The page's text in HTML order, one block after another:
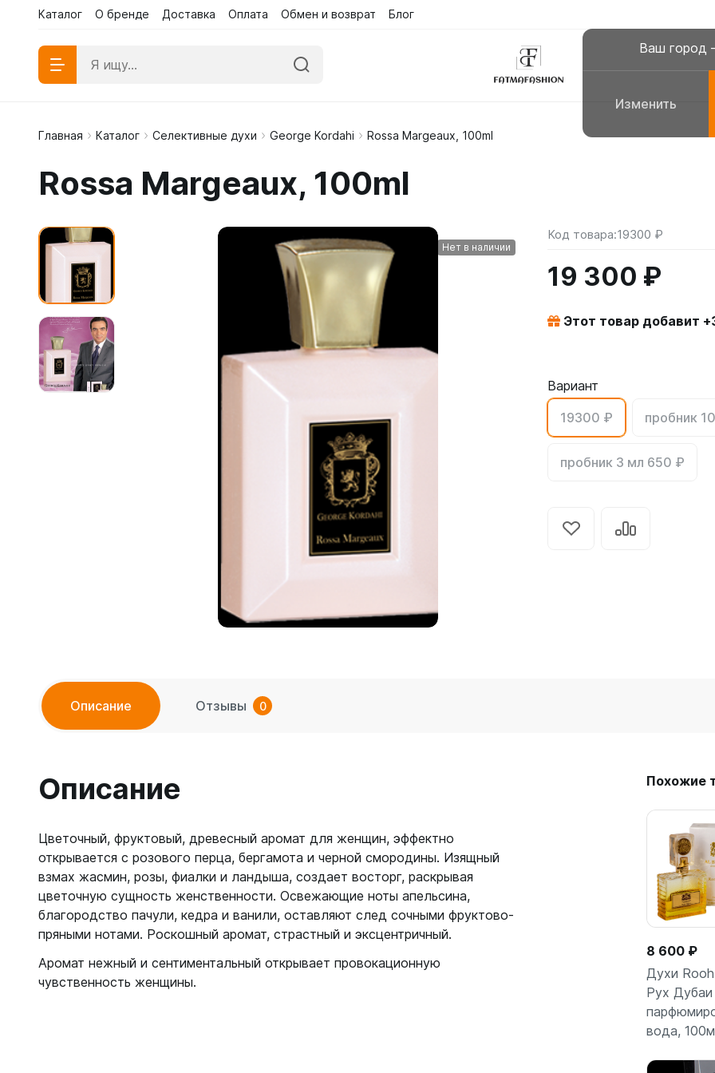
Каталог О бренде Доставка Оплата Обмен и возврат Блог
Ваш
Изменить
Абаи эксклюзивные платья
Абаи мусульманские платья
Платья для молитвы,
Главная Каталог Селективные духи George Kordahi Rossa Margeaux, 100ml
Rossa Margeaux, 100ml
Нет в наличии
Код товара:19300 ₽
19 300 ₽
Этот товар добавит +
Вариант
19300 ₽
пробник
пробник 3 мл 650 ₽
Описание Отзывы 0
Описание
Цветочный, фруктовый, древесный аромат для женщин, эффектно
открывается с розового перца, бергамота и черной смородины. Изящный
взмах жасмин, розы, фиалки и ландыша, создает восторг, раскрывая
цветочную сущность женственности. Освежающие ноты апельсина,
благородство пачули, кедра и ванили, оставляют след сочными фруктово-
пряными нотами. Роскошный аромат, страстный и эксцентричный.
Аромат нежный и сентиментальный открывает провокационную
чувственность женщины.
Похожие
8 600 ₽
Духи
Рух Дубаи
вода,